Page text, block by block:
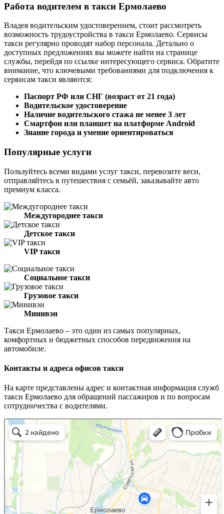
Работа водителем в такси Ермолаево
Владея водительским удостоверением, стоит рассмотреть
возможность трудоустройства в такси Ермолаево. Сервисы
такси регулярно проводят набор персонала. Детально о
доступных предложениях вы можете найти на странице
службы, перейдя по ссылке интересующего сервиса. Обратите
внимание, что ключевыми требованиями для подключения к
сервисам такси являются:
Паспорт РФ или СНГ (возраст от 21 года)
Водительское удостоверение
Наличие водительского стажа не менее 3 лет
Смартфон или планшет на платформе Android
Знание города и умение ориентироваться
Популярные услуги
Пользуйтесь всеми видами услуг такси, перевозите веси,
отправляйтесь в путешествия с семьёй, заказывайте авто
премиум класса.
Междугороднее такси
Детское такси
VIP такси
Социальное такси
Грузовое такси
Минивэн
Такси Ермолаево – это один из самых популярных,
комфортных и бюджетных способов передвижения на
автомобиле.
Контакты и адреса офисов такси
На карте представлены адрес и контактная информация служб
такси Ермолаево для обращений пассажиров и по вопросам
сотрудничества с водителями.